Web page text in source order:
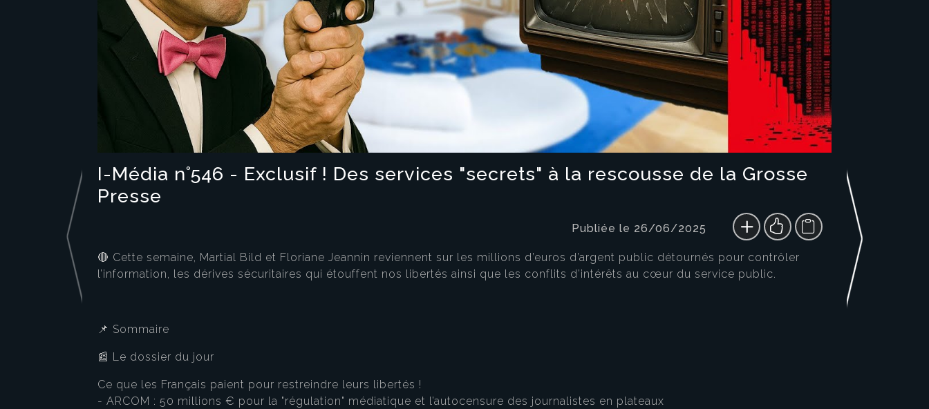
Video
I-Média n°546 - Exclusif ! Des services "secrets" à la rescousse de la Grosse
Presse
Publiée le 26/06/2025
🔴 Cette semaine, Martial Bild et Floriane Jeannin reviennent sur les millions d’euros d’argent public détournés pour contrôler
l’information, les dérives sécuritaires qui étouffent nos libertés ainsi que les conflits d’intérêts au cœur du service public.
📌 Sommaire
📰 Le dossier du jour
Ce que les Français paient pour restreindre leurs libertés !
- ARCOM : 50 millions € pour la "régulation" médiatique et l’autocensure des journalistes en plateaux